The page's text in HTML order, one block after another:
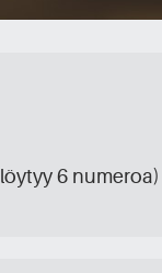
6 numeroa)